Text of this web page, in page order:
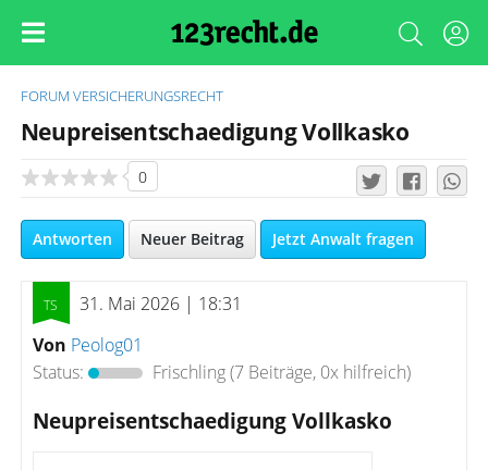
FORUM VERSICHERUNGSRECHT
Neupreisentschaedigung Vollkasko
0
Antworten Neuer Beitrag Jetzt Anwalt fragen
31. Mai 2026 | 18:31
Von Peolog01
Status:
Frischling(7 Beiträge, 0x hilfreich)
Neupreisentschaedigung Vollkasko